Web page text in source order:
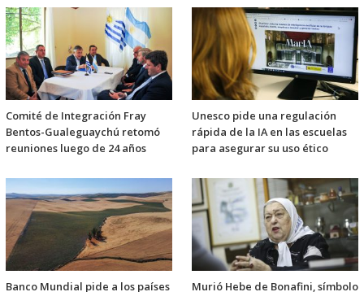
Comité de Integración Fray
Bentos-Gualeguaychú retomó
reuniones luego de 24 años
Unesco pide una regulación
rápida de la IA en las escuelas
para asegurar su uso ético
Banco Mundial pide a los países
Murió Hebe de Bonafini, símbolo